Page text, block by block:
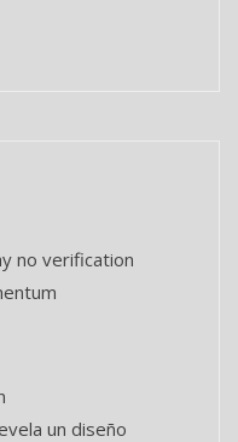
no verification
un diseño